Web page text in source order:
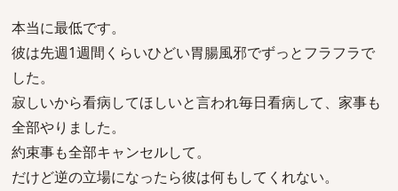
本当に最低です。
彼は先週1週間くらいひどい胃腸風邪でずっとフラフラで
した。
寂しいから看病してほしいと言われ毎日看病して、家事も
全部やりました。
約束事も全部キャンセルして。
だけど逆の立場になったら彼は何もしてくれない。